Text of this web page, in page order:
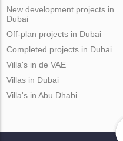
New development projects in
Dubai
Off-plan projects in Dubai
Completed projects in Dubai
Villa's in de VAE
Villas in Dubai
Villa's in Abu Dhabi